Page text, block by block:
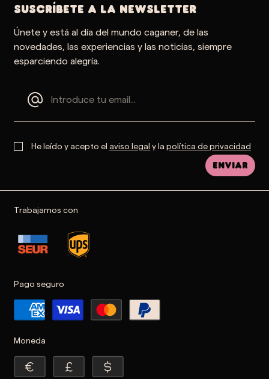
SUSCRÍBETE A LA NEWSLETTER
Únete y está al día del mundo caganer, de las
novedades, las experiencias y las noticias, siempre
esparciendo alegría.
He leído y acepto el aviso legal y la política de privacidad
Enviar
Trabajamos con
Pago seguro
Moneda